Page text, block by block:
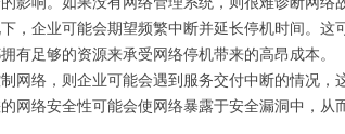
，企业可能会期望频繁中断并延长停机时间。这
有足够的资源来承受网络停机带来的高昂成本。
网络，则企业可能会遇到服务交付中断的情况，
网络安全性可能会使网络暴露于安全漏洞中，从